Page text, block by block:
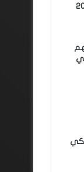
اليوم عايشة بسبابي وخسرت 20